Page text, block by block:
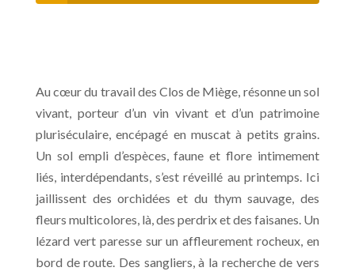
Au cœur du travail des Clos de Miège, résonne un sol
vivant, porteur d’un vin vivant et d’un patrimoine
pluriséculaire, encépagé en muscat à petits grains.
Un sol empli d’espèces, faune et flore intimement
liés, interdépendants, s’est réveillé au printemps. Ici
jaillissent des orchidées et du thym sauvage, des
fleurs multicolores, là, des perdrix et des faisanes. Un
lézard vert paresse sur un affleurement rocheux, en
bord de route. Des sangliers, à la recherche de vers